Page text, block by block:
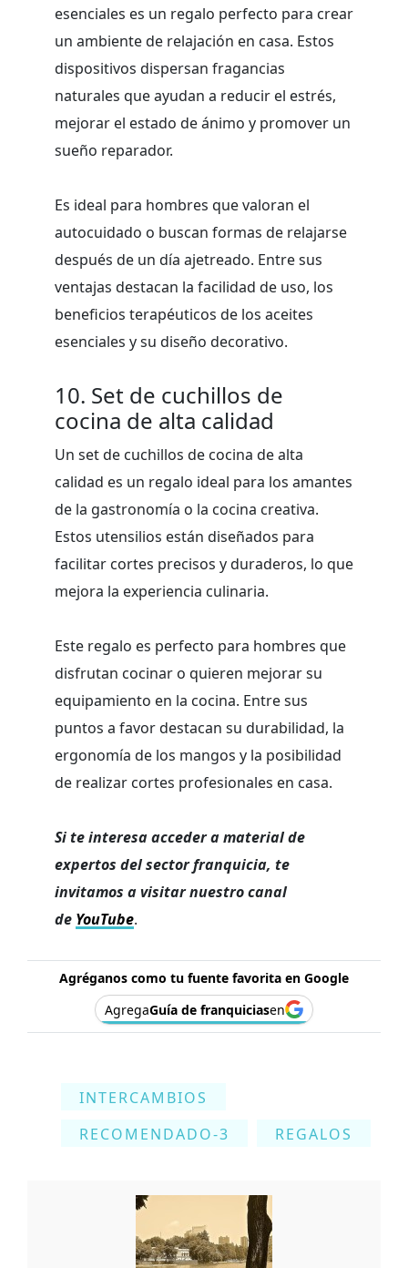
esenciales es un regalo perfecto para crear
un ambiente de relajación en casa. Estos
dispositivos dispersan fragancias
naturales que ayudan a reducir el estrés,
mejorar el estado de ánimo y promover un
sueño reparador.
Es ideal para hombres que valoran el
autocuidado o buscan formas de relajarse
después de un día ajetreado. Entre sus
ventajas destacan la facilidad de uso, los
beneficios terapéuticos de los aceites
esenciales y su diseño decorativo.
10. Set de cuchillos de
cocina de alta calidad
Un set de cuchillos de cocina de alta
calidad es un regalo ideal para los amantes
de la gastronomía o la cocina creativa.
Estos utensilios están diseñados para
facilitar cortes precisos y duraderos, lo que
mejora la experiencia culinaria.
Este regalo es perfecto para hombres que
disfrutan cocinar o quieren mejorar su
equipamiento en la cocina. Entre sus
puntos a favor destacan su durabilidad, la
ergonomía de los mangos y la posibilidad
de realizar cortes profesionales en casa.
Si te interesa acceder a material de
expertos del sector franquicia, te
invitamos a visitar nuestro canal
de YouTube.
Agréganos como tu fuente favorita en Google
AgregaGuía de franquiciasen
INTERCAMBIOS
RECOMENDADO-3
REGALOS